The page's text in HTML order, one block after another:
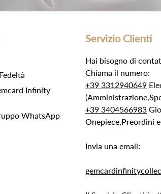
Infinity
WhatsApp
Servizio Clienti
Hai bisogno di
Chiama il numero:
+39 3312940649
+39 3404566983
Onepiece,Preordini
Invia una email: